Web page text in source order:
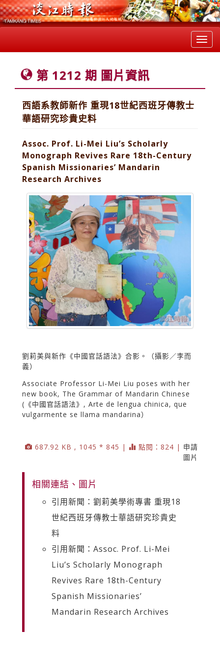
第 1212 期 圖片資訊
西語系教師新作 重現18世紀西班牙傳教士
華語研究珍貴史料
Assoc. Prof. Li-Mei Liu’s Scholarly
Monograph Revives Rare 18th-Century
Spanish Missionaries’ Mandarin
Research Archives
劉莉美與新作《中國官話語法》合影。（攝影／李而
義）
Associate Professor Li-Mei Liu poses with her
new book, The Grammar of Mandarin Chinese
(《中國官話語法》, Arte de lengua chinica, que
vulgarmente se llama mandarina）
687.92 KB , 1045 * 845 | 點閱：824 | 申請
圖片
相關連結、圖片
引用新聞：劉莉美學術專書 重現18
世紀西班牙傳教士華語研究珍貴史
料
引用新聞：Assoc. Prof. Li-Mei
Liu’s Scholarly Monograph
Revives Rare 18th-Century
Spanish Missionaries’
Mandarin Research Archives